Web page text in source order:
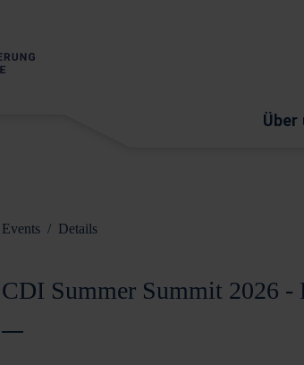
Über
Events / Details
CDI Summer Summit 2026 -